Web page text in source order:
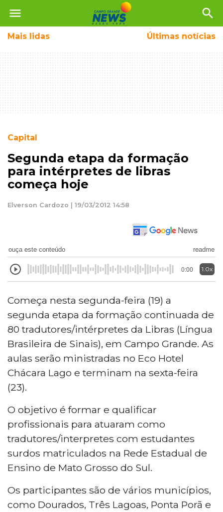
menu search
Mais lidas Últimas notícias
Capital
Segunda etapa da formação
para intérpretes de libras
começa hoje
Elverson Cardozo | 19/03/2012 14:58
ouça este conteúdo readme
0:00 1.0x
Começa nesta segunda-feira (19) a
segunda etapa da formação continuada de
80 tradutores/intérpretes da Libras (Língua
Brasileira de Sinais), em Campo Grande. As
aulas serão ministradas no Eco Hotel
Chácara Lago e terminam na sexta-feira
(23).
O objetivo é formar e qualificar
profissionais para atuaram como
tradutores/interpretes com estudantes
surdos matriculados na Rede Estadual de
Ensino de Mato Grosso do Sul.
Os participantes são de vários municípios,
como Dourados, Três Lagoas, Ponta Porã e